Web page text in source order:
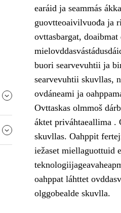
earáid ja seammás
guovtteoaivilvuođa ja
ovttasbargat,
buori searvevuhtii ja
searvevuhtii skuvllas,
ovdáneami ja
Ovttaskas olmmoš
áktet priváhtaeallima .
skuvllas. Oahppit
iežaset miellaguottuid
oahppat láhttet
olggobealde skuvlla.